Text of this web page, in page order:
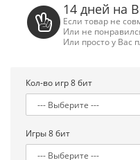
14 дней на
Если товар не
Или не
Или просто у Вас
Кол-во игр 8 бит
Игры 8 бит